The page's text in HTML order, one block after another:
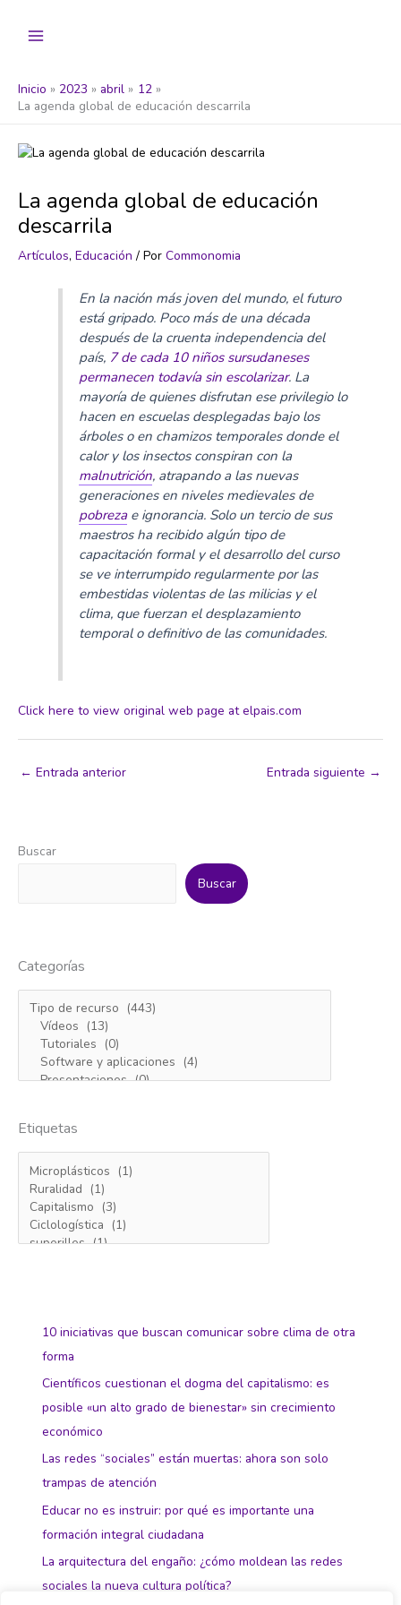
Inicio 2023 abril
12
La agenda global de educación descarrila
La agenda global de educación
descarrila
Artículos, Educación / Por Commonomia
En la nación más joven del mundo, el futuro
está gripado. Poco más de una década
después de la cruenta independencia del
país, 7 de cada 10 niños sursudaneses
permanecen todavía sin escolarizar. La
mayoría de quienes disfrutan ese privilegio lo
hacen en escuelas desplegadas bajo los
árboles o en chamizos temporales donde el
calor y los insectos conspiran con la
malnutrición, atrapando a las nuevas
generaciones en niveles medievales de
pobrezae ignorancia. Solo un tercio de sus
maestros ha recibido algún tipo de
capacitación formal y el desarrollo del curso
se ve interrumpido regularmente por las
embestidas violentas de las milicias y el
clima, que fuerzan el desplazamiento
temporal o definitivo de las comunidades.
Click here to view original web page at elpais.com
← Entrada anterior Entrada siguiente →
Buscar
Buscar
Categorías
Etiquetas
10 iniciativas que buscan comunicar sobre clima de otra
forma
Científicos cuestionan el dogma del capitalismo: es
posible «un alto grado de bienestar» sin crecimiento
económico
Las redes “sociales” están muertas: ahora son solo
trampas de atención
Educar no es instruir: por qué es importante una
formación integral ciudadana
La arquitectura del engaño: ¿cómo moldean las redes
sociales la nueva cultura política?